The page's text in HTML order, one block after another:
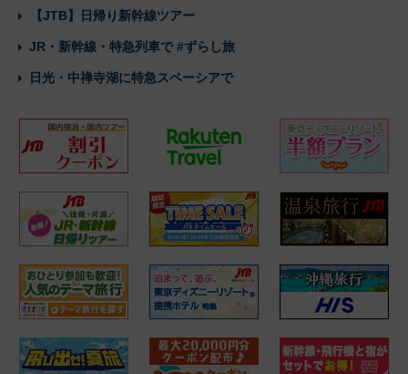
【JTB】日帰り新幹線ツアー
JR・新幹線・特急列車で #ずらし旅
日光・中禅寺湖に特急スペーシアで